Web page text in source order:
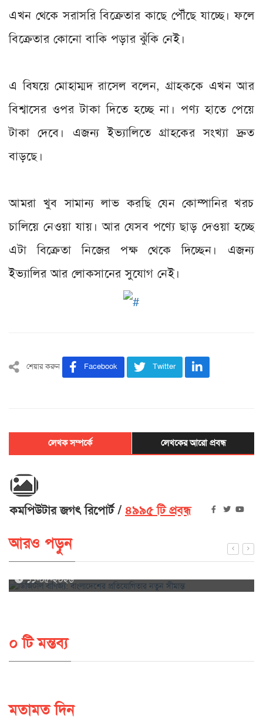
এখন থেকে সরাসরি বিক্রেতার কাছে পৌঁছে যাচ্ছে। ফলে
বিক্রেতার কোনো বাকি পড়ার ঝুঁকি নেই।
এ বিষয়ে মোহাম্মদ রাসেল বলেন, গ্রাহককে এখন আর
বিশ্বাসের ওপর টাকা দিতে হচ্ছে না। পণ্য হাতে পেয়ে
টাকা দেবে। এজন্য ইভ্যালিতে গ্রাহকের সংখ্যা দ্রুত
বাড়ছে।
আমরা খুব সামান্য লাভ করছি যেন কোম্পানির খরচ
চালিয়ে নেওয়া যায়। আর যেসব পণ্যে ছাড় দেওয়া হচ্ছে
এটা বিক্রেতা নিজের পক্ষ থেকে দিচ্ছেন। এজন্য
ইভ্যালির আর লোকসানের সুযোগ নেই।
শেয়ার করুন Facebook Twitter
লেখক সম্পর্কে লেখকের আরো প্রবন্ধ
কমপিউটার জগৎ রিপোর্ট ৪৯৯৫ টি প্রবন্ধ
আরও পড়ুন
ডিজিটাল বাণিজ্য: বাংলাদেশের প্রতিযোগিতার নতুন সীমান্ত
১১-০৫-২০২৬
০ টি মন্তব্য
মতামত দিন